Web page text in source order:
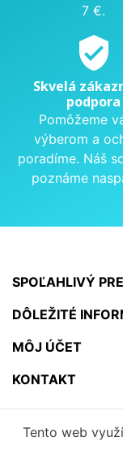
7 €.
verified_user
Skvelá
podpora
Pomôžeme
výberom a
poradíme. Náš
poznáme
SPOĽAHLIVÝ
DÔLEŽITÉ
MÔJ ÚČET
KONTAKT
Tento web